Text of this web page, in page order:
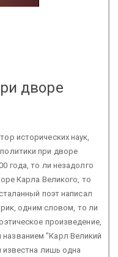
дворе
исторических наук,
при дворе
года, то ли незадолго
Карла Великого, то
поэт написал
одним словом, то ли
произведение,
"Карл Великий
известна лишь одна